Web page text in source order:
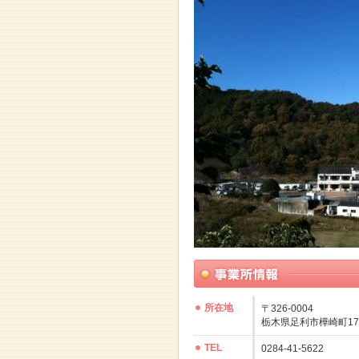
所在地
〒326-0004
栃木県足利市樺崎町
TEL 0284-41-5622